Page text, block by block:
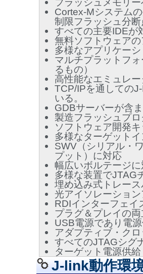
Cortex-Mシステム
制限フラッシュ分
すべての主要IDEが
無料ソフトウェア
多様なアプリケー
マルチプラットフ
るもの）
高性能なエミュレ
TCP/IPを通しての
いる。
GDBサーバーが含
製造フラッシュプ
ソフトウェア開発
多様なターゲット
SWV（シリアル・
プット）に対応
幅広いボルテージ
多様な装置でJTAG
埋め込み式トレー
光アイソレーショ
RDIインターフェイ
プラグ＆プレイの
USB電源であり電
アダプティブ・ク
すべてのJTAGシグ
ターゲット電源供
J-link動作環